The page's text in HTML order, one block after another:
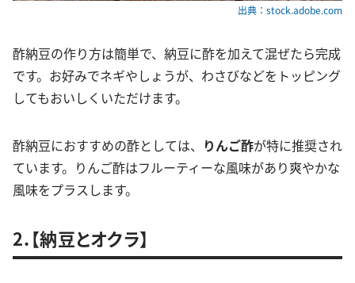
出典：stock.adobe.com
酢納豆の作り方は簡単で、納豆に酢を加えて混ぜたら完成
です。お好みでネギやしょうが、わさびなどをトッピング
してもおいしくいただけます。
酢納豆におすすめの酢としては、 りんご酢が特に推奨され
ています。りんご酢はフルーティーな風味があり爽やかな
風味をプラスします。
2.【納豆とオクラ】